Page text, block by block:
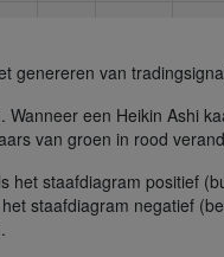
genereren van
Wanneer een Heikin Ashi
van groen in rood
het staafdiagram positief
staafdiagram negatief